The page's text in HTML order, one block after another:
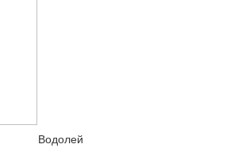
Водолей